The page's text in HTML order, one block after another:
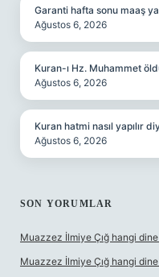
Garanti hafta sonu maaş
Ağustos 6, 2026
Kuran-ı Hz. Muhammet
Ağustos 6, 2026
Kuran hatmi nasıl yapılır
Ağustos 6, 2026
SON YORUMLAR
Muazzez İlmiye Çığ hangi
Muazzez İlmiye Çığ hangi